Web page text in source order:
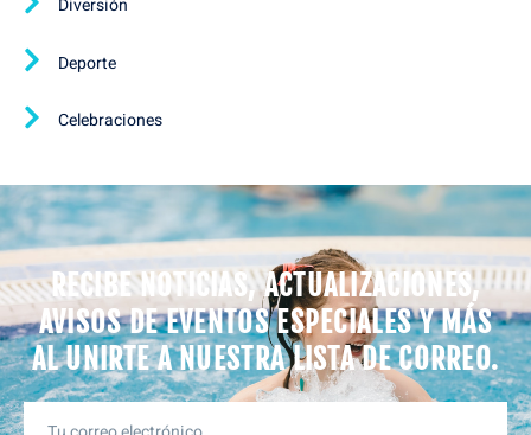
Diversión
Deporte
Celebraciones
RECIBE NOTICIAS, ACTUALIZACIONES,
AVISOS DE EVENTOS ESPECIALES Y MÁS
AL UNIRTE A NUESTRA LISTA DE CORREO.